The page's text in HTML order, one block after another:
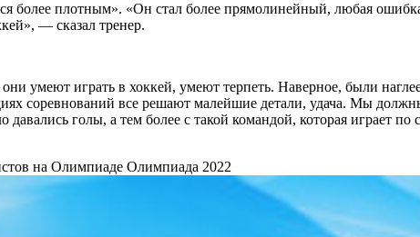
более плотным». «Он стал более прямолинейный, любая
— сказал тренер.
умеют играть в хоккей, умеют терпеть. Наверное, были
соревнований все решают малейшие детали, удача. Мы
голы, а тем более с такой командой, которая играет по
на Олимпиаде Олимпиада 2022